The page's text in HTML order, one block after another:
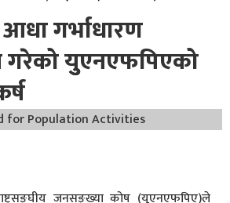
गर्भाधारण
गरेको युुएनएफपिएको
जनसङ्ख्या कोष (युुएनएफपिए)ले